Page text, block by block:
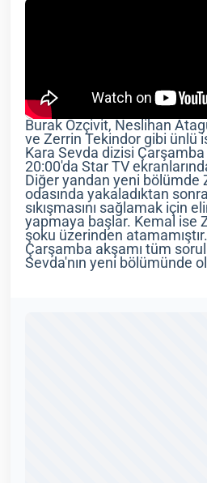
Burak Özçivit, Neslihan
ve Zerrin Tekindor gibi ünlü
Kara Sevda dizisi
20:00'da Star TV
Diğer yandan yeni bölümde
odasında yakaladıktan
sıkışmasını sağlamak için
yapmaya başlar. Kemal ise
şoku üzerinden
Çarşamba akşamı tüm
Sevda'nın yeni bölümünde